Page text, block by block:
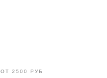
ОТ 2500 РУБ